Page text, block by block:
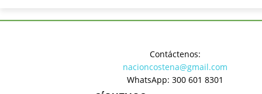
Benedetti
Política
Benedetti
Contáctenos:
nacioncostena@gmail.com
WhatsApp: 300 601 8301